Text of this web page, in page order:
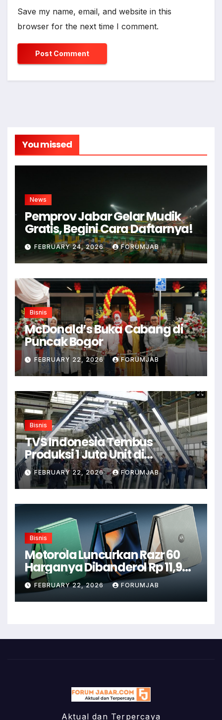
Save my name, email, and website in this
browser for the next time I comment.
You missed
News
Pemprov Jabar Gelar Mudik
Gratis, Begini Cara Daftarnya!
FEBRUARY 24, 2026 FORUMJAB
Bisnis
McDonald’s Buka Cabang di
Puncak Bogor
FEBRUARY 22, 2026 FORUMJAB
Bisnis
TVS Indonesia Tembus
Produksi 1 Juta Unit di
Karawang
FEBRUARY 22, 2026 FORUMJAB
Bisnis
Motorola Luncurkan Razr 60
Harganya Dibanderol Rp 11,9
Juta
FEBRUARY 22, 2026 FORUMJAB
Aktual dan Terpercaya